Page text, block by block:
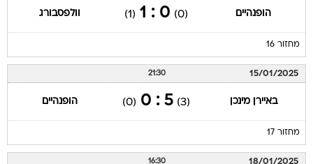
הופנהיים (0)
0 : 1
(1) וולפסבורג
מחזור 16
15/01/2025
21:30
באיירן מינכן (3)
5 : 0
(0) הופנהיים
מחזור 17
18/01/2025
16:30